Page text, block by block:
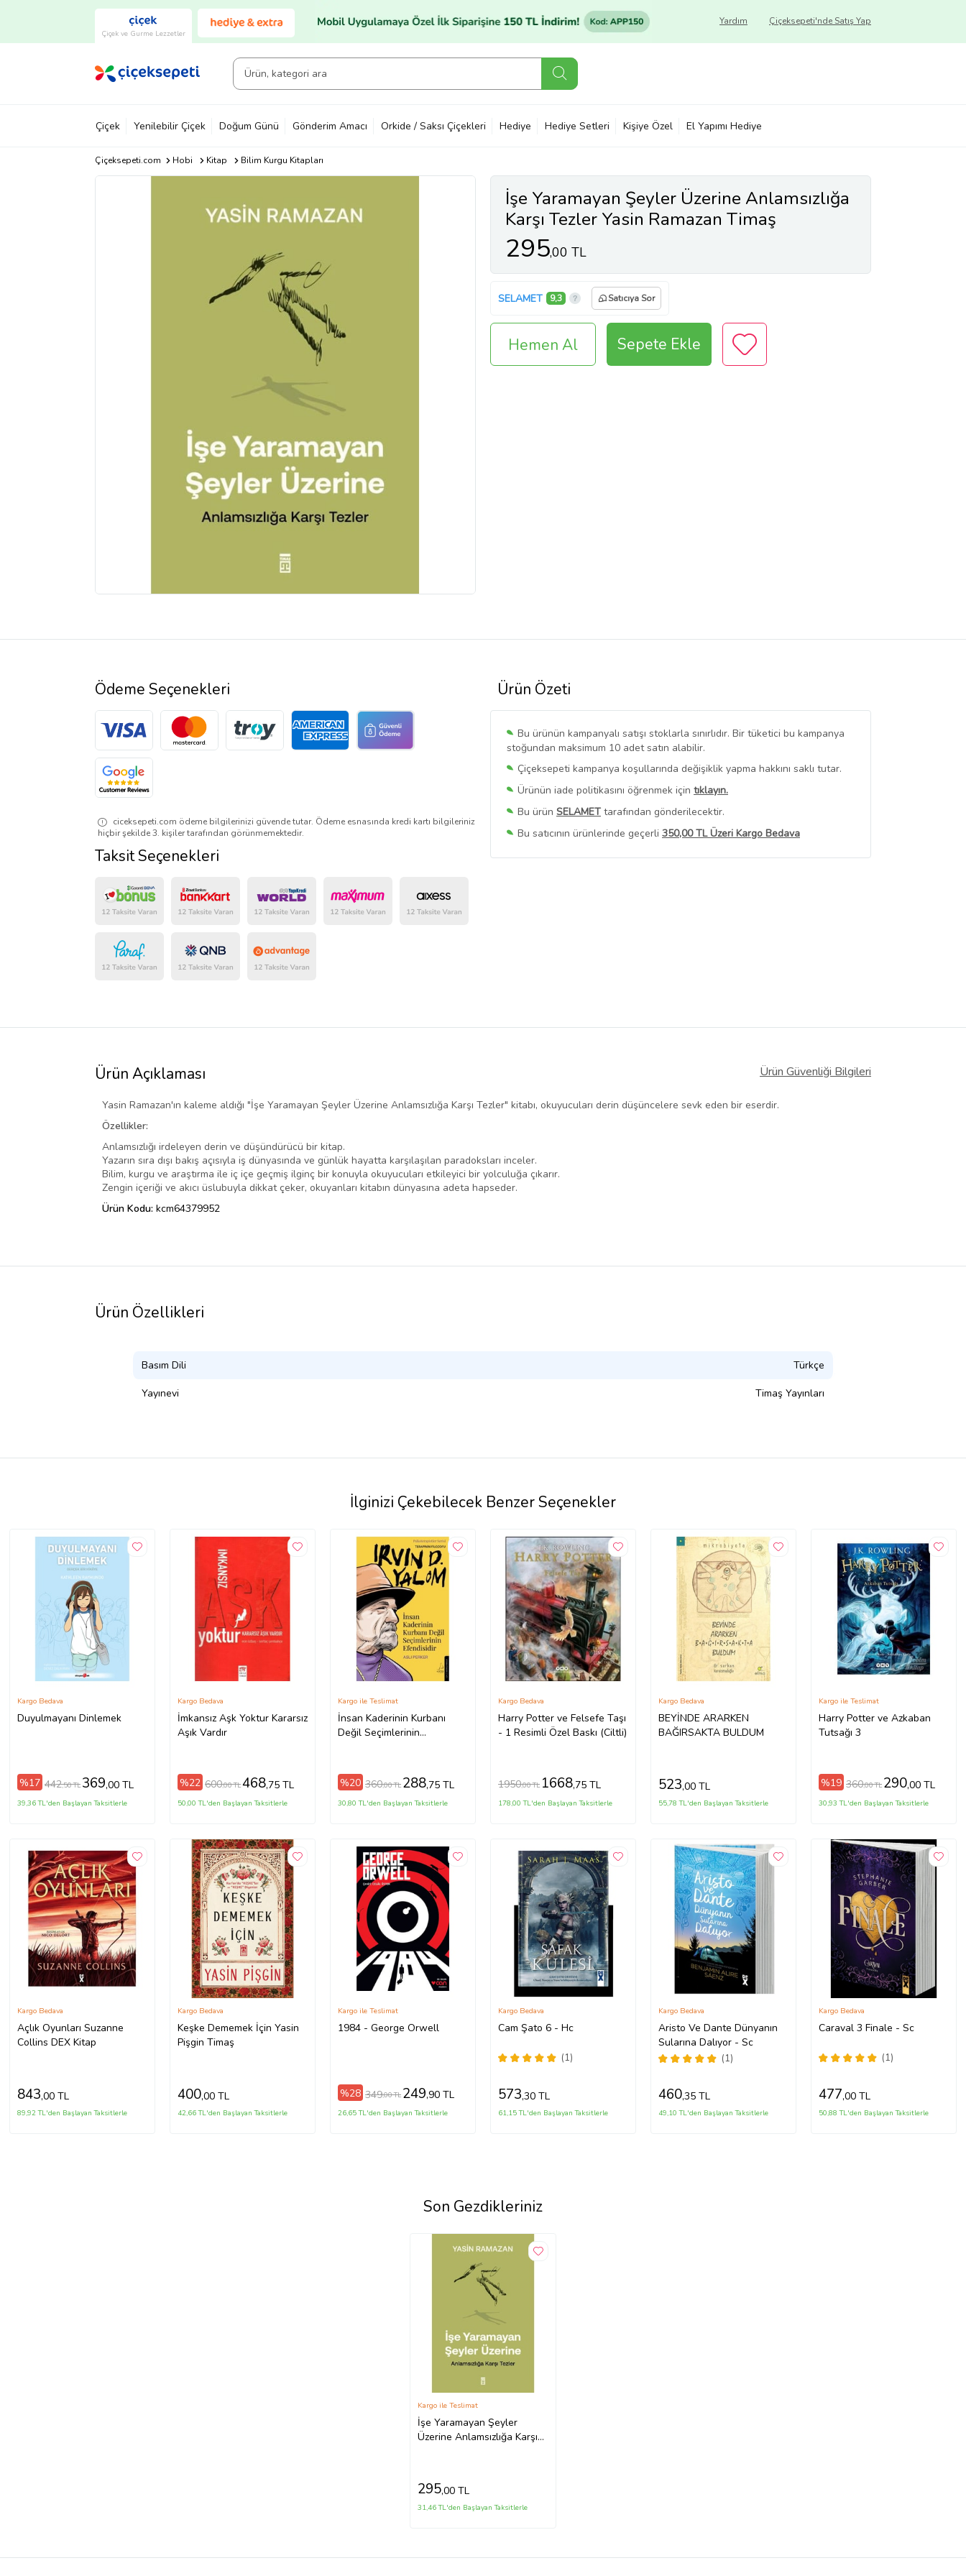
Çiçek ve Gurme Lezzetler
Çiçeksepeti'nde Satış Yap
Yardım
Çiçek Yenilebilir Çiçek Doğum Günü Gönderim Amacı Orkide / Saksı Çiçekleri Hediye Hediye Setleri Kişiye Özel El Yapımı Hediye
Çiçeksepeti.com Hobi Kitap Bilim Kurgu Kitapları
İşe Yaramayan Şeyler Üzerine Anlamsızlığa
Karşı Tezler Yasin Ramazan Timaş
295,00 TL
SELAMET 9,3 Satıcıya Sor
Hemen Al Sepete Ekle
Ürün Özeti
Bu ürünün kampanyalı satışı stoklarla sınırlıdır. Bir tüketici bu kampanya
stoğundan maksimum 10 adet satın alabilir.
Çiçeksepeti kampanya koşullarında değişiklik yapma hakkını saklı tutar.
Ürünün iade politikasını öğrenmek için tıklayın.
Bu ürün SELAMET tarafından gönderilecektir.
Bu satıcının ürünlerinde geçerli 350,00 TL Üzeri Kargo Bedava
Bu SatıcınınTüm Ürünlerini Görüntüle
Ödeme Seçenekleri
ciceksepeti.com ödeme bilgilerinizi güvende tutar. Ödeme esnasında kredi kartı bilgileriniz
hiçbir şekilde 3. kişiler tarafından görünmemektedir.
Taksit Seçenekleri
Ürün Açıklaması Ürün Güvenliği Bilgileri
Yasin Ramazan'ın kaleme aldığı "İşe Yaramayan Şeyler Üzerine Anlamsızlığa Karşı Tezler" kitabı, okuyucuları derin düşüncelere sevk eden bir eserdir.
Özellikler:
Anlamsızlığı irdeleyen derin ve düşündürücü bir kitap.
Yazarın sıra dışı bakış açısıyla iş dünyasında ve günlük hayatta karşılaşılan paradoksları inceler.
Bilim, kurgu ve araştırma ile iç içe geçmiş ilginç bir konuyla okuyucuları etkileyici bir yolculuğa çıkarır.
Zengin içeriği ve akıcı üslubuyla dikkat çeker, okuyanları kitabın dünyasına adeta hapseder.
Ürün Kodu: kcm64379952
Ürün Özellikleri
Basım Dili Türkçe
Yayınevi Timaş Yayınları
İlginizi Çekebilecek Benzer Seçenekler
Duyulmayanı Dinlemek
Kargo Bedava
%17 442,50 TL 369,00 TL
39,36 TL'den Başlayan Taksitlerle
İmkansız Aşk Yoktur Kararsız
Aşık Vardır
Kargo Bedava
%22 600,00 TL468,75 TL
50,00 TL'den Başlayan Taksitlerle
İnsan Kaderinin Kurbanı
Değil Seçimlerinin
Kargo ile Teslimat
%20 360,00 TL 288,75 TL
30,80 TL'den Başlayan Taksitlerle
Harry Potter ve Felsefe Taşı
- 1 Resimli Özel Baskı (Ciltli)
Kargo Bedava
1950,00 TL 1668,75 TL
178,00 TL'den Başlayan Taksitlerle
BEYİNDE ARARKEN
BAĞIRSAKTA BULDUM
Kargo Bedava
523,00 TL
55,78 TL'den Başlayan Taksitlerle
Harry Potter ve Azkaban
Tutsağı 3
Kargo ile Teslimat
%19 360,00 TL 290,00 TL
30,93 TL'den Başlayan Taksitlerle
Açlık Oyunları Suzanne
Collins DEX Kitap
Kargo Bedava
843,00 TL
89,92 TL'den Başlayan Taksitlerle
Keşke Dememek İçin Yasin
Pişgin Timaş
Kargo Bedava
400,00 TL
42,66 TL'den Başlayan Taksitlerle
1984 - George Orwell
Kargo ile Teslimat
%28 349,00 TL 249,90 TL
26,65 TL'den Başlayan Taksitlerle
Cam Şato 6 - Hc
(1)
Kargo Bedava
573,30 TL
61,15 TL'den Başlayan Taksitlerle
Aristo Ve Dante Dünyanın
Sularına Dalıyor - Sc
(1)
Kargo Bedava
460,35 TL
49,10 TL'den Başlayan Taksitlerle
Caraval 3 Finale - Sc
(1)
Kargo Bedava
477,00 TL
50,88 TL'den Başlayan Taksitlerle
Son Gezdikleriniz
İşe Yaramayan Şeyler
Üzerine Anlamsızlığa Karşı
Kargo ile Teslimat
295,00 TL
31,46 TL'den Başlayan Taksitlerle